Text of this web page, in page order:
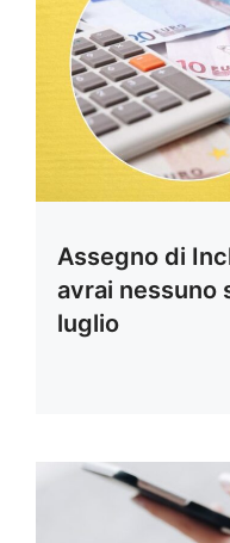
Assegno di
avrai nessuno
luglio